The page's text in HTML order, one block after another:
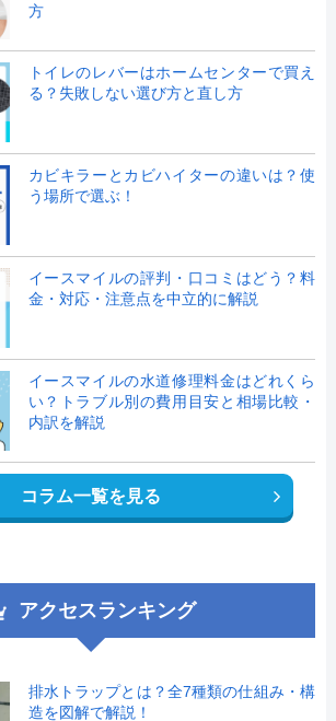
方
トイレのレバーはホームセンターで買え
る？失敗しない選び方と直し方
カビキラーとカビハイターの違いは？使
う場所で選ぶ！
イースマイルの評判・口コミはどう？料
金・対応・注意点を中立的に解説
イースマイルの水道修理料金はどれくら
い？トラブル別の費用目安と相場比較・
内訳を解説
コラム一覧を見る
アクセスランキング
排水トラップとは？全7種類の仕組み・構
造を図解で解説！